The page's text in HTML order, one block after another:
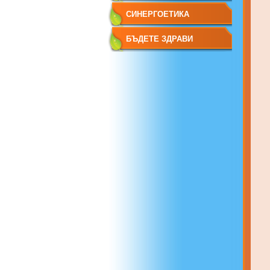
НОВОСТИТЕ
СИНЕРГОЕТИКА
БЪДЕТЕ ЗДРАВИ